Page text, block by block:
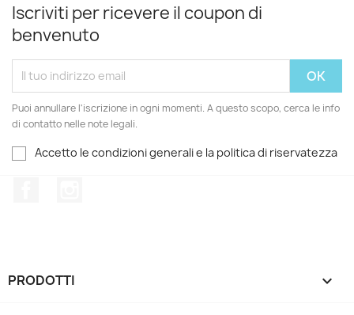
Iscriviti per ricevere il coupon di
benvenuto
Puoi annullare l'iscrizione in ogni momenti. A questo scopo, cerca le info
di contatto nelle note legali.
Accetto le condizioni generali e la politica di riservatezza
PRODOTTI 